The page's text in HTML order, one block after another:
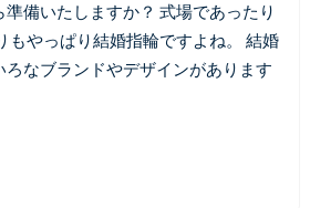
備いたしますか？ 式場であったり
もやっぱり結婚指輪ですよね。 結婚
なブランドやデザインがあります